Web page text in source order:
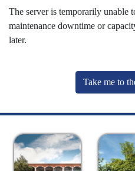
The server is temporarily unable
maintenance downtime or
later.
Take me to